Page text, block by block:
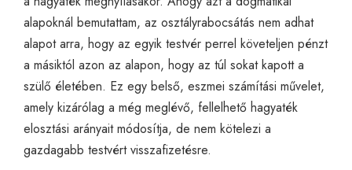
alapoknál bemutattam, az osztályrabocsátás nem adhat
alapot arra, hogy az egyik testvér perrel követeljen pénzt
a másiktól azon az alapon, hogy az túl sokat kapott a
szülő életében. Ez egy belső, eszmei számítási művelet,
amely kizárólag a még meglévő, fellelhető hagyaték
elosztási arányait módosítja, de nem kötelezi a
gazdagabb testvért visszafizetésre.